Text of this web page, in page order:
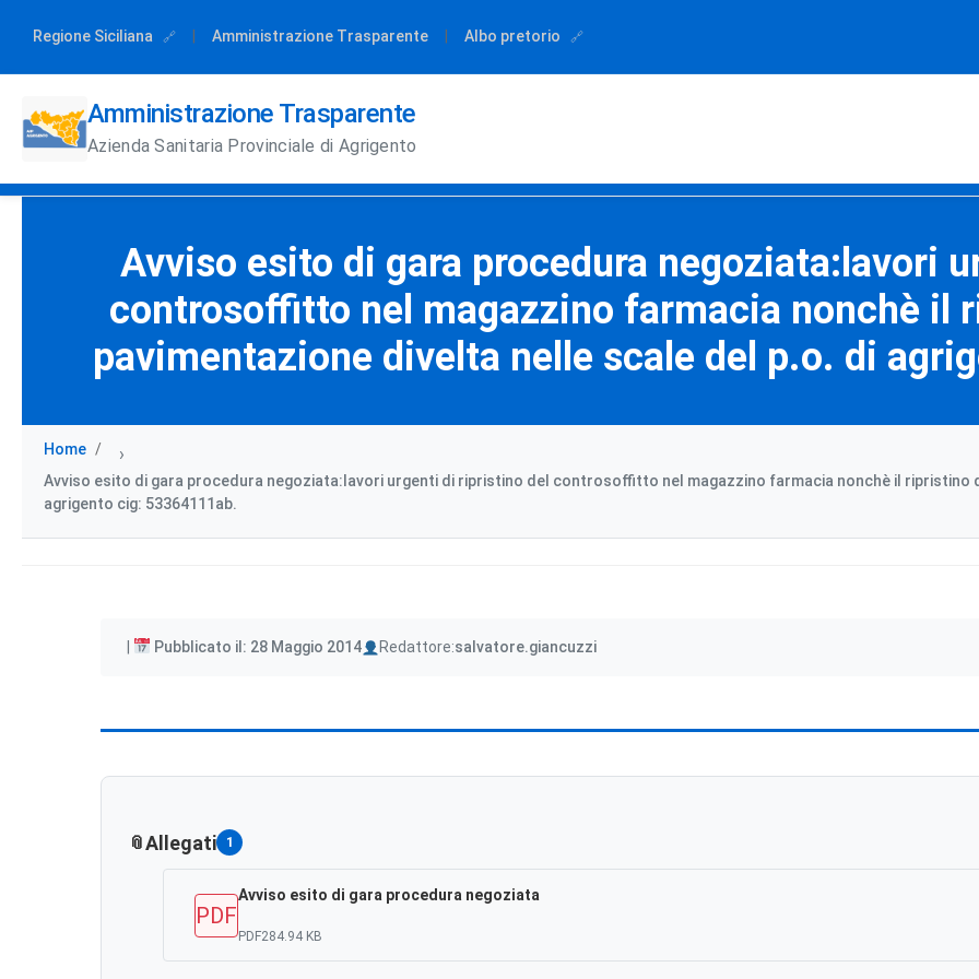
Regione Siciliana Amministrazione Trasparente Albo pretorio
Amministrazione Trasparente
Azienda Sanitaria Provinciale di Agrigento
Avviso esito di gara procedura negoziata:lavori
controsoffitto nel magazzino farmacia nonchè il
pavimentazione divelta nelle scale del p.o. di
Home ›
Avviso esito di gara procedura negoziata:lavori urgenti di ripristino del controsoffitto nel magazzino farmacia nonchè il ripristino
agrigento cig: 53364111ab.
Pubblicato il: 28 Maggio 2014 Redattore:
Author salvatore.giancuzzi
Allegati 1
PDF
Avviso esito di gara procedura negoziata
PDF284.94 KB